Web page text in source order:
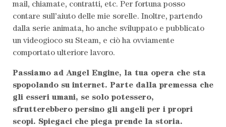
mail, chiamate, contratti, etc. Per fortuna posso
contare sull’aiuto delle mie sorelle. Inoltre, partendo
dalla serie animata, ho anche sviluppato e pubblicato
un videogioco su Steam, e ciò ha ovviamente
comportato ulteriore lavoro.
Passiamo ad Angel Engine, la tua opera che sta
spopolando su internet. Parte dalla premessa che
gli esseri umani, se solo potessero,
sfrutterebbero persino gli angeli per i propri
scopi. Spiegaci che piega prende la storia.